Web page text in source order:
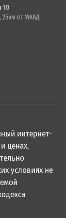
10
25км от МКАД
интернет-
ценах,
условиях не